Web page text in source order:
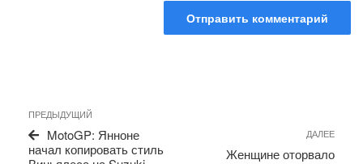
по
записям
Предыдущая
запись
ПРЕДЫДУЩИЙ
MotoGP: Янноне
начал копировать стиль
ДАЛЕЕ
Женщине оторвало